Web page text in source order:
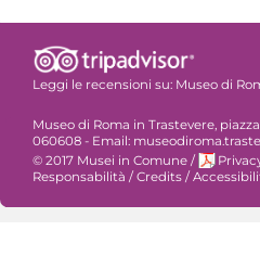
Leggi le recensioni su: Museo di
Museo di Roma in Trastevere,
060608 - Email:
© 2017 Musei in Comune /
Responsabilità / Credits /